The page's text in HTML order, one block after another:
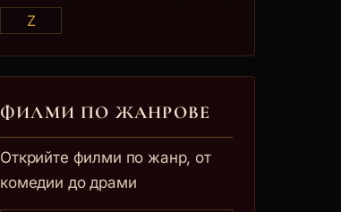
Z
ФИЛМИ ПО ЖАНРОВЕ
Открийте филми по жанр, от
комедии до драми